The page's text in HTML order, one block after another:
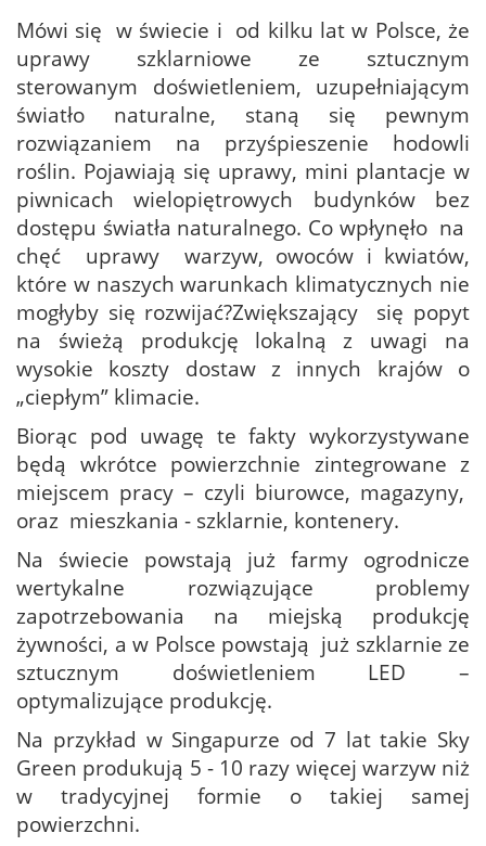
Mówi się w świecie i od kilku lat w Polsce, że
uprawy szklarniowe ze sztucznym
sterowanym doświetleniem, uzupełniającym
światło naturalne, staną się pewnym
rozwiązaniem na przyśpieszenie hodowli
roślin. Pojawiają się uprawy, mini plantacje w
piwnicach wielopiętrowych budynków bez
dostępu światła naturalnego. Co wpłynęło na
chęć uprawy warzyw, owoców i kwiatów,
które w naszych warunkach klimatycznych nie
mogłyby się rozwijać?Zwiększający się popyt
na świeżą produkcję lokalną z uwagi na
wysokie koszty dostaw z innych krajów o
„ciepłym” klimacie.
Biorąc pod uwagę te fakty wykorzystywane
będą wkrótce powierzchnie zintegrowane z
miejscem pracy – czyli biurowce, magazyny,
oraz mieszkania - szklarnie, kontenery.
Na świecie powstają już farmy ogrodnicze
wertykalne rozwiązujące problemy
zapotrzebowania na miejską produkcję
żywności, a w Polsce powstają już szklarnie ze
sztucznym doświetleniem LED –
optymalizujące produkcję.
Na przykład w Singapurze od 7 lat takie Sky
Green produkują 5 - 10 razy więcej warzyw niż
w tradycyjnej formie o takiej samej
powierzchni.